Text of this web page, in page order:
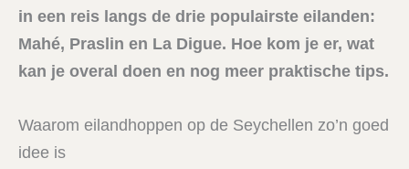
in een reis langs de drie populairste eilanden:
Mahé, Praslin en La Digue. Hoe kom je er, wat
kan je overal doen en nog meer praktische tips.
Waarom eilandhoppen op de Seychellen zo’n goed
idee is